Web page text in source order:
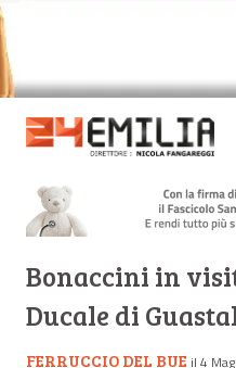
Bonaccini in
Ducale di
FERRUCCIO DEL BUE il 4